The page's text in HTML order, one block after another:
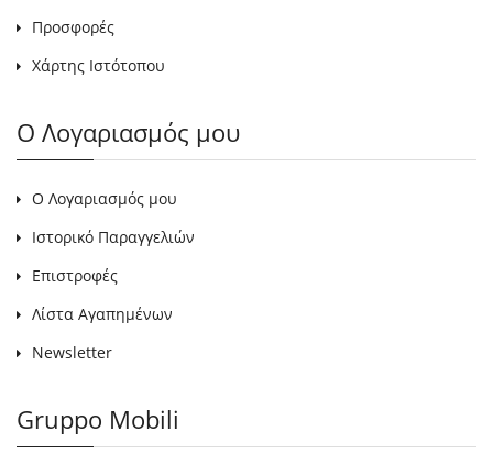
Προσφορές
Χάρτης Ιστότοπου
Ο Λογαριασμός μου
Ο Λογαριασμός μου
Ιστορικό Παραγγελιών
Επιστροφές
Λίστα Αγαπημένων
Newsletter
Gruppo Mobili